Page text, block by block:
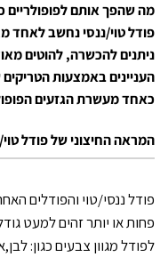
מה שהפך אותם לפופולריים
פודל טוי/ננסי נחשב לאחד
ניתנים להכשרה, להוטים
העניינים באמצעות
כאחד מעשרת הגזעים
המראה החיצוני של פודל
פודל ננסי/טוי והפודלים
פחות או יותר זהים למעט
לפודל מגוון צבעים כגון: